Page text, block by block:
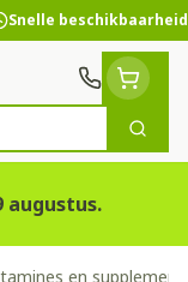
Snelle beschikbaarheid
Zoek
augustus.
en